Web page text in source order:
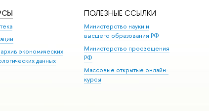
экономических
данных
ПОЛЕЗНЫЕ ССЫЛКИ
Министерство науки и
высшего образования РФ
Министерство просвещения
РФ
Массовые открытые онлайн-
курсы